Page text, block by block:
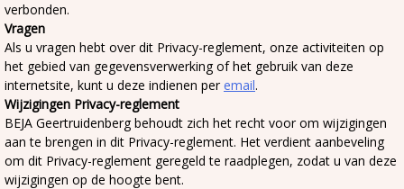
verbonden.
Vragen
Als u vragen hebt over dit Privacy-reglement, onze activiteiten op
het gebied van gegevensverwerking of het gebruik van deze
internetsite, kunt u deze indienen peremail.
Wijzigingen Privacy-reglement
BEJA Geertruidenberg behoudt zich het recht voor om wijzigingen
aan te brengen in dit Privacy-reglement. Het verdient aanbeveling
om dit Privacy-reglement geregeld te raadplegen, zodat u van deze
wijzigingen op de hoogte bent.